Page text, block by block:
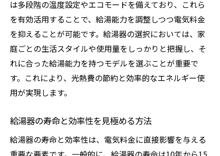
は多段階の温度設定やエコモードを備えており、これら
を有効活用することで、給湯能力を調整しつつ電気料金
を抑えることが可能です。給湯器の選択においては、家
庭ごとの生活スタイルや使用量をしっかりと把握し、そ
れに合った給湯能力を持つモデルを選ぶことが重要で
す。これにより、光熱費の節約と効率的なエネルギー使
用が実現します。
給湯器の寿命と効率性を見極める方法
給湯器の寿命と効率性は、電気料金に直接影響を与える